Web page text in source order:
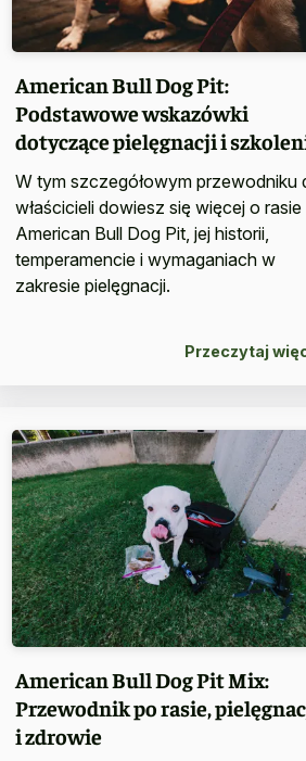
American Bull Dog Pit:
Podstawowe wskazówki
dotyczące pielęgnacji i
W tym szczegółowym przewodniku
właścicieli dowiesz się więcej o rasie
American Bull Dog Pit, jej historii,
temperamencie i wymaganiach w
zakresie pielęgnacji.
Przeczytaj
American Bull Dog Pit Mix:
Przewodnik po rasie,
i zdrowie